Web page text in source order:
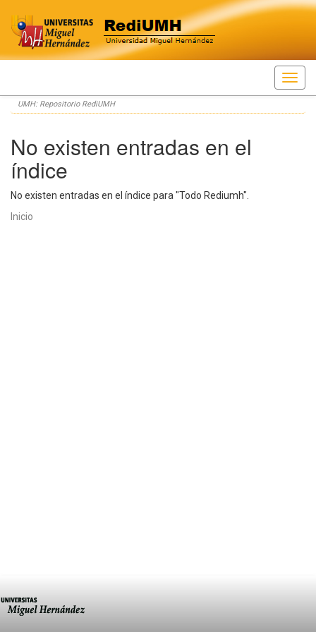
Skip
navigation
UMH: Repositorio RediUMH
No existen entradas en el
índice
No existen entradas en el índice para "Todo Rediumh".
Inicio